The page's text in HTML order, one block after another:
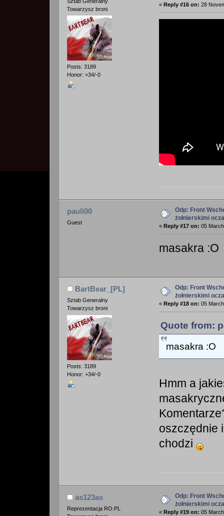
Towarzysz broni
Posts: 3189
Honor: +34/-0
« Reply #16 on: 28
pauli00
Guest
Odp: Front
żołnierskimi
« Reply #17 on: 05
masakra :O
BartBear_[PL]
Sztab Generalny
Towarzysz broni
Posts: 3189
Honor: +34/-0
Odp: Front
żołnierskimi
« Reply #18 on: 05
Quote from:
masakra :O
Hmm a
oszczędnie
chodzi
as123as
Reprezentacja RO.PL
Odp: Front
żołnierskimi
« Reply #19 on: 05